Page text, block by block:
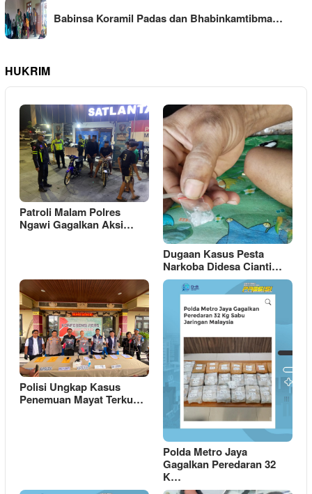
Babinsa Koramil Padas dan Bhabinkamtibma…
HUKRIM
Patroli Malam Polres
Ngawi Gagalkan Aksi…
Dugaan Kasus Pesta
Narkoba Didesa Cianti…
Polisi Ungkap Kasus
Penemuan Mayat Terku…
Polda Metro Jaya
Gagalkan Peredaran 32
K…